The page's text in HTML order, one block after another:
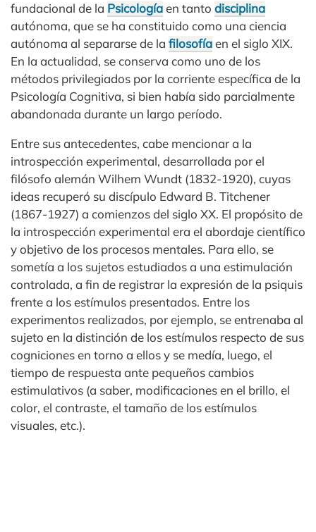
fundacional de la Psicologíaen tanto disciplina
autónoma, que se ha constituido como una ciencia
autónoma al separarse de la filosofíaen el siglo XIX.
En la actualidad, se conserva como uno de los
métodos privilegiados por la corriente específica de la
Psicología Cognitiva, si bien había sido parcialmente
abandonada durante un largo período.
Entre sus antecedentes, cabe mencionar a la
introspección experimental, desarrollada por el
filósofo alemán Wilhem Wundt (1832-1920), cuyas
ideas recuperó su discípulo Edward B. Titchener
(1867-1927) a comienzos del siglo XX. El propósito de
la introspección experimental era el abordaje científico
y objetivo de los procesos mentales. Para ello, se
sometía a los sujetos estudiados a una estimulación
controlada, a fin de registrar la expresión de la psiquis
frente a los estímulos presentados. Entre los
experimentos realizados, por ejemplo, se entrenaba al
sujeto en la distinción de los estímulos respecto de sus
cogniciones en torno a ellos y se medía, luego, el
tiempo de respuesta ante pequeños cambios
estimulativos (a saber, modificaciones en el brillo, el
color, el contraste, el tamaño de los estímulos
visuales, etc.).